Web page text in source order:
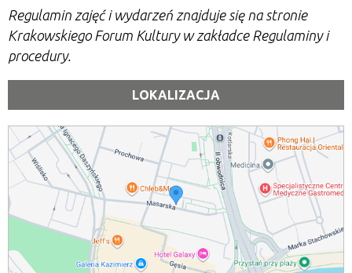
Regulamin zajęć i wydarzeń znajduje się na stronie
Krakowskiego Forum Kultury w zakładce Regulaminy i
procedury.
LOKALIZACJA